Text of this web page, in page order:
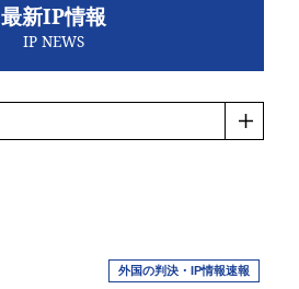
最新IP情報
IP NEWS
外国の判決・IP情報速報